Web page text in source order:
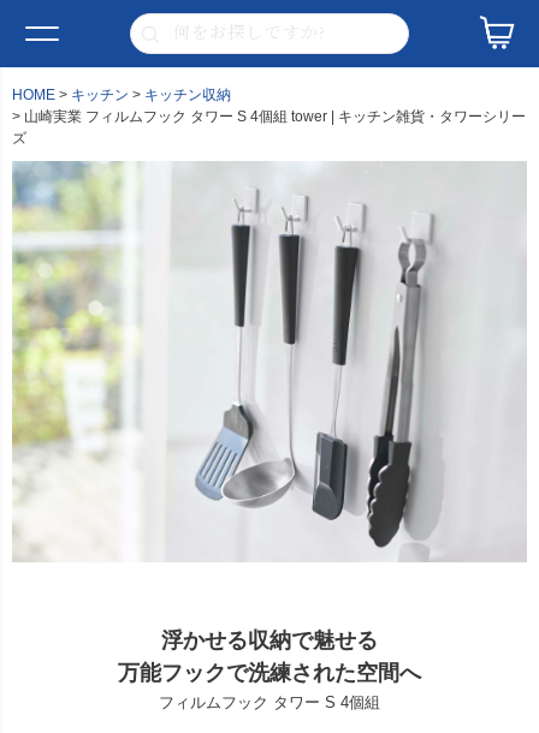
HOME キッチン
キッチン収納
山崎実業 フィルムフック タワー S 4個組 tower | キッチン雑貨・タワーシリー
ズ
浮かせる収納で魅せる
万能フックで洗練された空間へ
フィルムフック タワー S 4個組